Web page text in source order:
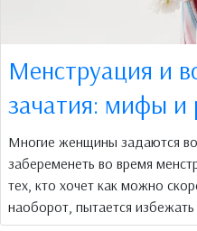
Менструация и
зачатия: мифы и
Многие женщины задаются
забеременеть во время
тех, кто хочет как можно
наоборот, пытается избежать